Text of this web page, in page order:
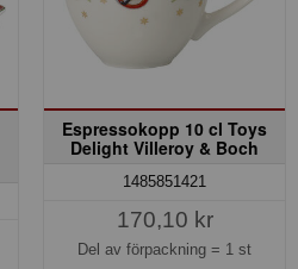
Espressokopp 10 cl Toys
Delight Villeroy & Boch
1485851421
170,10 kr
Del av förpackning = 1 st